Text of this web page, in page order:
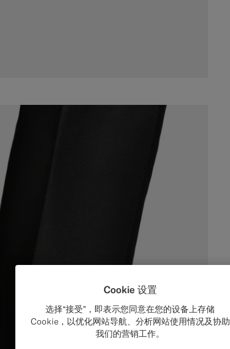
Cookie 设置
选择“接受”，即表示您同意在您的设备上存储
Cookie，以优化网站导航、分析网站使用情况及协助
我们的营销工作。